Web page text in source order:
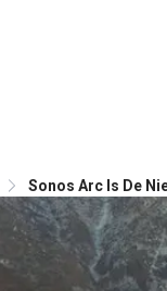
Sonos Arc Is De